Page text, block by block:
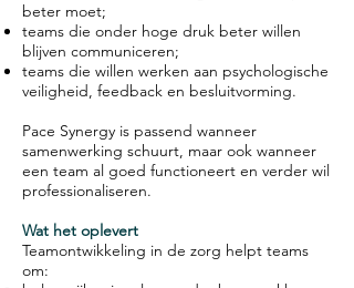
beter moet;
teams die onder hoge druk beter willen
blijven communiceren;
teams die willen werken aan psychologische
veiligheid, feedback en besluitvorming.
Pace Synergy is passend wanneer
samenwerking schuurt, maar ook wanneer
een team al goed functioneert en verder wil
professionaliseren.
Wat het oplevert
Teamontwikkeling in de zorg helpt teams
om: